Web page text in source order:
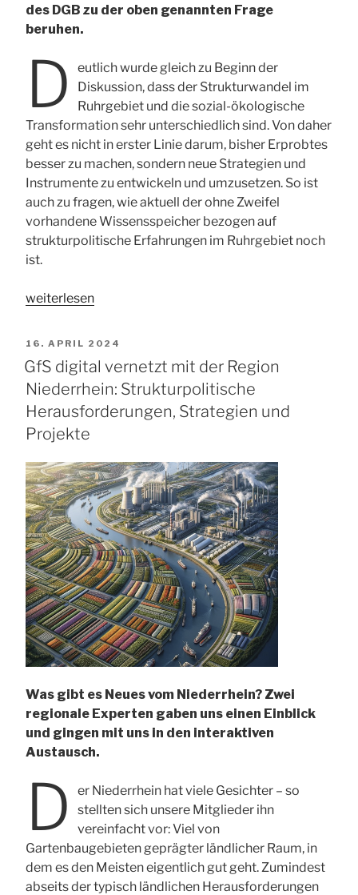
des DGB zu der oben genannten Frage
beruhen.
D
eutlich wurde gleich zu Beginn der
Diskussion, dass der Strukturwandel im
Ruhrgebiet und die sozial-ökologische
Transformation sehr unterschiedlich sind. Von daher
geht es nicht in erster Linie darum, bisher Erprobtes
besser zu machen, sondern neue Strategien und
Instrumente zu entwickeln und umzusetzen. So ist
auch zu fragen, wie aktuell der ohne Zweifel
vorhandene Wissensspeicher bezogen auf
strukturpolitische Erfahrungen im Ruhrgebiet noch
ist.
„GfS
DGB
in
Düsseldorf:
Vorstellung
Thesenpapiers
„Lehren,
Erkenntnisse
und
Diskussionsanstöße
für
die
Gestaltung
der
sozial-
ökologischen
weiterlesen
VERÖFFENTLICHT
AM
16. APRIL 2024
GfS digital vernetzt mit der Region
Niederrhein: Strukturpolitische
Herausforderungen, Strategien und
Projekte
Was gibt es Neues vom Niederrhein? Zwei
regionale Experten gaben uns einen Einblick
und gingen mit uns in den interaktiven
Austausch.
D
er Niederrhein hat viele Gesichter – so
stellten sich unsere Mitglieder ihn
vereinfacht vor: Viel von
Gartenbaugebieten geprägter ländlicher Raum, in
dem es den Meisten eigentlich gut geht. Zumindest
abseits der typisch ländlichen Herausforderungen